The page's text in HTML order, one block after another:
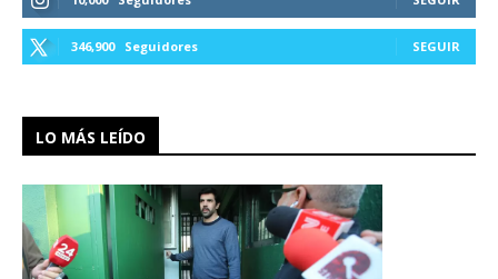
346,900 Seguidores SEGUIR
LO MÁS LEÍDO